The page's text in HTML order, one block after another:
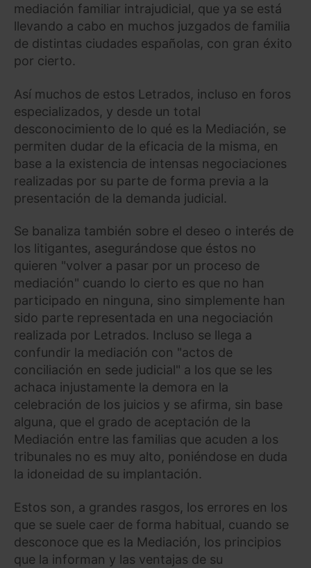
mediación familiar intrajudicial, que ya se está
llevando a cabo en muchos juzgados de familia
de distintas ciudades españolas, con gran éxito
por cierto.
Así muchos de estos Letrados, incluso en foros
especializados, y desde un total
desconocimiento de lo qué es la Mediación, se
permiten dudar de la eficacia de la misma, en
base a la existencia de intensas negociaciones
realizadas por su parte de forma previa a la
presentación de la demanda judicial.
Se banaliza también sobre el deseo o interés de
los litigantes, asegurándose que éstos no
quieren "volver a pasar por un proceso de
mediación" cuando lo cierto es que no han
participado en ninguna, sino simplemente han
sido parte representada en una negociación
realizada por Letrados. Incluso se llega a
confundir la mediación con "actos de
conciliación en sede judicial" a los que se les
achaca injustamente la demora en la
celebración de los juicios y se afirma, sin base
alguna, que el grado de aceptación de la
Mediación entre las familias que acuden a los
tribunales no es muy alto, poniéndose en duda
la idoneidad de su implantación.
Estos son, a grandes rasgos, los errores en los
que se suele caer de forma habitual, cuando se
desconoce que es la Mediación, los principios
que la informan y las ventajas de su